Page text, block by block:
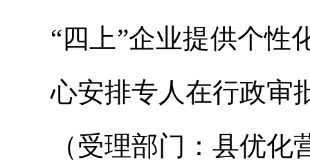
“四上”企业提供个性
心安排专人在行政审
（受理部门：县优